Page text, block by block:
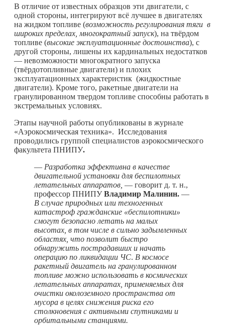
В отличие от известных образцов эти двигатели, с
одной стороны, интегрируют всё лучшее в двигателях
на жидком топливе (возможность регулирования тяги в
широких пределах, многократный запуск), на твёрдом
топливе (высокие эксплуатационные достоинства), с
другой стороны, лишены их кардинальных недостатков
— невозможности многократного запуска
(твёрдотопливные двигатели) и плохих
эксплуатационных характеристик (жидкостные
двигатели). Кроме того, ракетные двигатели на
гранулированном твердом топливе способны работать в
экстремальных условиях.
Этапы научной работы опубликованы в журнале
«Аэрокосмическая техника». Исследования
проводились группой специалистов аэрокосмического
факультета ПНИПУ.
— Разработка эффективна в качестве
двигательной установки для беспилотных
летательных аппаратов, — говорит д. т. н.,
профессор ПНИПУВладимир Малинин. —
В случае природных или техногенных
катастроф гражданские «беспилотники»
смогут безопасно летать на малых
высотах, в том числе в сильно задымленных
областях, что позволит быстро
обнаружить пострадавших и начать
операцию по ликвидации ЧС. В космосе
ракетный двигатель на гранулированном
топливе можно использовать в космических
летательных аппаратах, применяемых для
очистки околоземного пространства от
мусора в целях снижения риска его
столкновения с активными спутниками и
орбитальными станциями.